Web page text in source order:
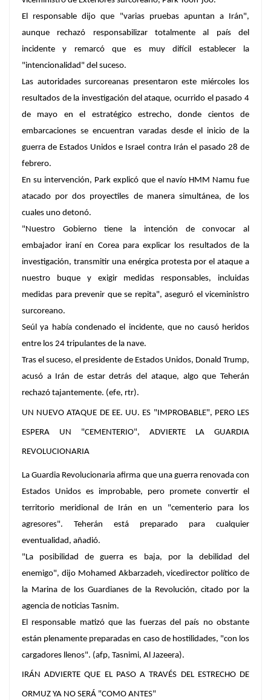
El responsable dijo que "varias pruebas apuntan a Irán",
aunque rechazó responsabilizar totalmente al país del
incidente y remarcó que es muy difícil establecer la
"intencionalidad" del suceso.
Las autoridades surcoreanas presentaron este miércoles los
resultados de la investigación del ataque, ocurrido el pasado 4
de mayo en el estratégico estrecho, donde cientos de
embarcaciones se encuentran varadas desde el inicio de la
guerra de Estados Unidos e Israel contra Irán el pasado 28 de
febrero.
En su intervención, Park explicó que el navío HMM Namu fue
atacado por dos proyectiles de manera simultánea, de los
cuales uno detonó.
"Nuestro Gobierno tiene la intención de convocar al
embajador iraní en Corea para explicar los resultados de la
investigación, transmitir una enérgica protesta por el ataque a
nuestro buque y exigir medidas responsables, incluidas
medidas para prevenir que se repita", aseguró el viceministro
surcoreano.
Seúl ya había condenado el incidente, que no causó heridos
entre los 24 tripulantes de la nave.
Tras el suceso, el presidente de Estados Unidos, Donald Trump,
acusó a Irán de estar detrás del ataque, algo que Teherán
rechazó tajantemente. (efe, rtr).
UN NUEVO ATAQUE DE EE. UU. ES "IMPROBABLE", PERO LES
ESPERA UN "CEMENTERIO", ADVIERTE LA GUARDIA
REVOLUCIONARIA
La Guardia Revolucionaria afirma que una guerra renovada con
Estados Unidos es improbable, pero promete convertir el
territorio meridional de Irán en un "cementerio para los
agresores". Teherán está preparado para cualquier
eventualidad, añadió.
"La posibilidad de guerra es baja, por la debilidad del
enemigo", dijo Mohamed Akbarzadeh, vicedirector político de
la Marina de los Guardianes de la Revolución, citado por la
agencia de noticias Tasnim.
El responsable matizó que las fuerzas del país no obstante
están plenamente preparadas en caso de hostilidades, "con los
cargadores llenos". (afp, Tasnimi, Al Jazeera).
IRÁN ADVIERTE QUE EL PASO A TRAVÉS DEL ESTRECHO DE
ORMUZ YA NO SERÁ "COMO ANTES"